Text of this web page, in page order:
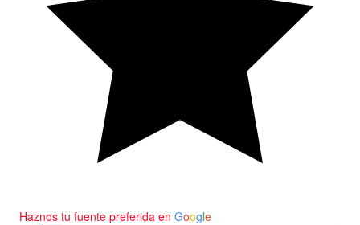
Haznos tu fuente preferida en Google